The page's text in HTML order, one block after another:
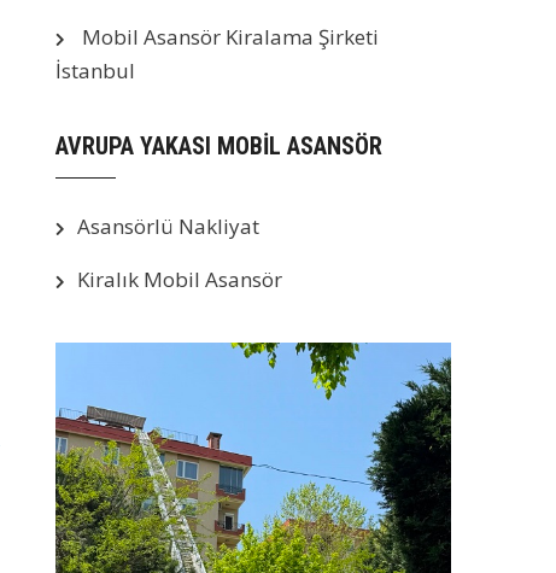
Mobil Asansör Kiralama Şirketi
İstanbul
AVRUPA YAKASI MOBİL ASANSÖR
Asansörlü Nakliyat
Kiralık Mobil Asansör